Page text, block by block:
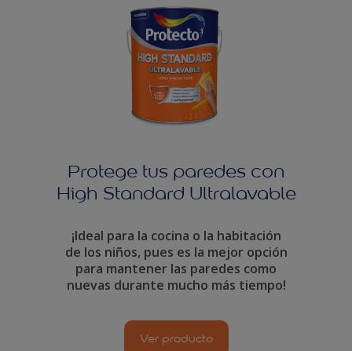
Protege tus paredes con
High Standard Ultralavable
¡Ideal para la cocina o la habitación
de los niños, pues es la mejor opción
para mantener las paredes como
nuevas durante mucho más tiempo!
Ver producto